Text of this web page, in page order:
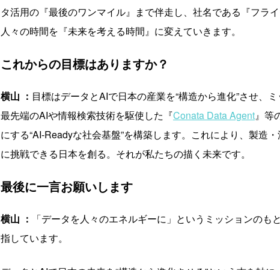
タ活用の『最後のワンマイル』まで伴走し、社名である『フラ
人々の時間を『未来を考える時間』に変えていきます。
これからの目標はありますか？
横山 ： 目標はデータとAIで日本の産業を“構造から進化”させ、
最先端のAIや情報検索技術を駆使した『Conata Data Agent』等
にする“AI-Readyな社会基盤”を構築します。これにより、製造
に挑戦できる日本を創る。それが私たちの描く未来です。
最後に一言お願いします
横山 ：
「データを人々のエネルギーに」というミッションの
指しています。